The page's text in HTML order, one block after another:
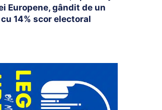
Europene, gândit de un
14% scor electoral